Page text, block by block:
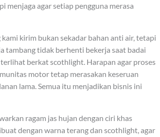
menjaga agar setiap pengguna merasa
kirim bukan sekadar bahan anti air, tetapi
tambang tidak berhenti bekerja saat badai
berkat scothlight. Harapan agar proses
motor tetap merasakan keseruan
lama. Semua itu menjadikan bisnis ini
ragam jas hujan dengan ciri khas
dengan warna terang dan scothlight, agar